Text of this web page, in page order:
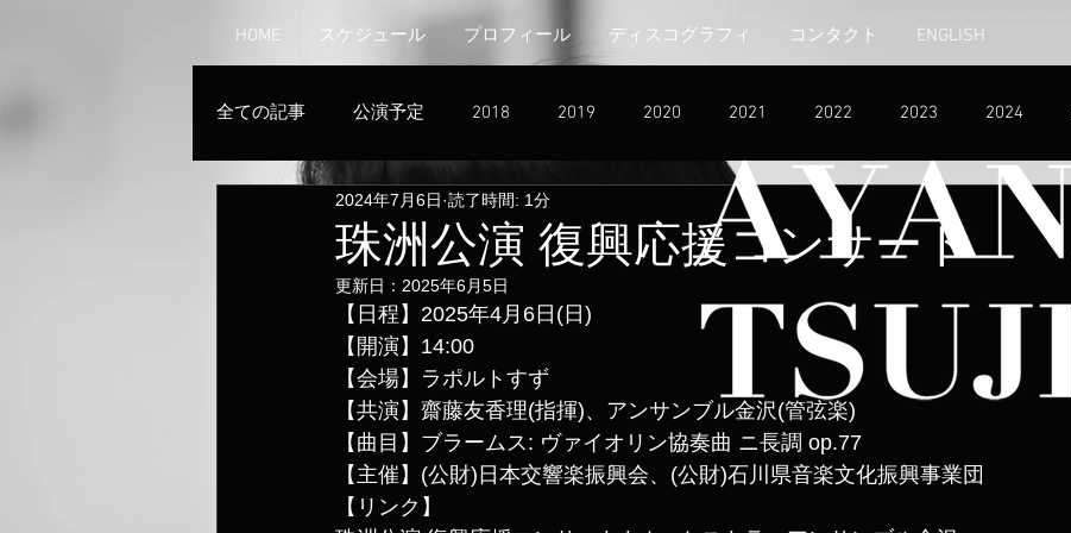
HOME スケジュール プロフィール ディスコグラフィ コンタクト ENGLISH
全ての記事 公演予定 2018 2019 2020 2021 2022 2023 2024
珠洲公演 復興応援コンサート
2024年7月6日 読了時間: 1分
更新日： 2025年6月5日
【日程】2025年4月6日(日)
【開演】14:00
【会場】ラポルトすず
【共演】齋藤友香理(指揮)、アンサンブル金沢(管弦楽)
【曲目】ブラームス: ヴァイオリン協奏曲 ニ長調 op.77
【主催】(公財)日本交響楽振興会、(公財)石川県音楽文化振興事業団
【リンク】